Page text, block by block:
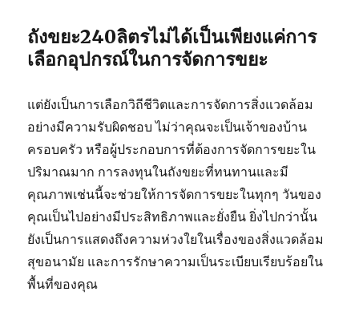
ถังขยะ240ลิตรไม่ได้เป็นเพียงแค่การ
เลือกอุปกรณ์ในการจัดการขยะ
แต่ยังเป็นการเลือกวิถีชีวิตและการจัดการสิ่งแวดล้อม
อย่างมีความรับผิดชอบ ไม่ว่าคุณจะเป็นเจ้าของบ้าน
ครอบครัว หรือผู้ประกอบการที่ต้องการจัดการขยะใน
ปริมาณมาก การลงทุนในถังขยะที่ทนทานและมี
คุณภาพเช่นนี้จะช่วยให้การจัดการขยะในทุกๆ วันของ
คุณเป็นไปอย่างมีประสิทธิภาพและยั่งยืน ยิ่งไปกว่านั้น
ยังเป็นการแสดงถึงความห่วงใยในเรื่องของสิ่งแวดล้อม
สุขอนามัย และการรักษาความเป็นระเบียบเรียบร้อยใน
พื้นที่ของคุณ